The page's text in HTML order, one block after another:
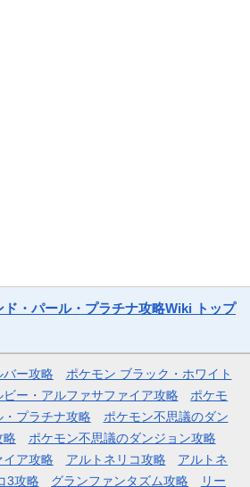
・パール・プラチナ攻略Wiki トップ
バー攻略
ポケモン ブラック・ホワイト
ー・アルファサファイア攻略
ポケモ
プラチナ攻略
ポケモン不思議のダン
略
ポケモン不思議のダンジョン攻略
イア攻略
アルトネリコ攻略
アルトネ
3攻略 グランファンタズム攻略 リー